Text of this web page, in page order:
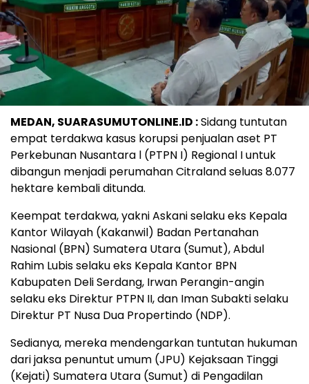
MEDAN, SUARASUMUTONLINE.ID :Sidang tuntutan
empat terdakwa kasus korupsi penjualan aset PT
Perkebunan Nusantara l (PTPN I) Regional I untuk
dibangun menjadi perumahan Citraland seluas 8.077
hektare kembali ditunda.
Keempat terdakwa, yakni Askani selaku eks Kepala
Kantor Wilayah (Kakanwil) Badan Pertanahan
Nasional (BPN) Sumatera Utara (Sumut), Abdul
Rahim Lubis selaku eks Kepala Kantor BPN
Kabupaten Deli Serdang, Irwan Perangin-angin
selaku eks Direktur PTPN II, dan Iman Subakti selaku
Direktur PT Nusa Dua Propertindo (NDP).
Sedianya, mereka mendengarkan tuntutan hukuman
dari jaksa penuntut umum (JPU) Kejaksaan Tinggi
(Kejati) Sumatera Utara (Sumut) di Pengadilan